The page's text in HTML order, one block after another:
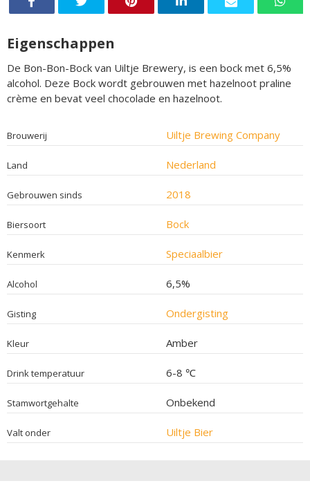
Eigenschappen
De Bon-Bon-Bock van Uiltje Brewery, is een bock met 6,5%
alcohol. Deze Bock wordt gebrouwen met hazelnoot praline
crème en bevat veel chocolade en hazelnoot.
Brouwerij Uiltje Brewing Company
Land Nederland
Gebrouwen sinds 2018
Biersoort Bock
Kenmerk Speciaalbier
Alcohol 6,5%
Gisting Ondergisting
Kleur Amber
Drink temperatuur 6-8 ℃
Stamwortgehalte Onbekend
Valt onder Uiltje Bier